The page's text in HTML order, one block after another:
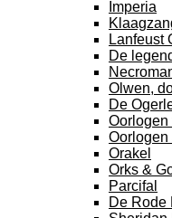
Imperia
Lanfeust
De
Olwen,
De
Oorlogen
Oorlogen
Orakel
Orks &
Parcifal
De Rode